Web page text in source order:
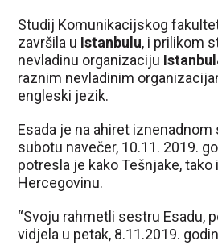
Studij Komunikacijskog
završila u Istanbulu, i prilikom
nevladinu organizaciju
raznim nevladinim
engleski jezik.
Esada je na ahiret
subotu navečer, 10.11. 2019.
potresla je kako Tešnjake, tako
Hercegovinu.
“Svoju rahmetli sestru Esadu,
vidjela u petak, 8.11.2019.